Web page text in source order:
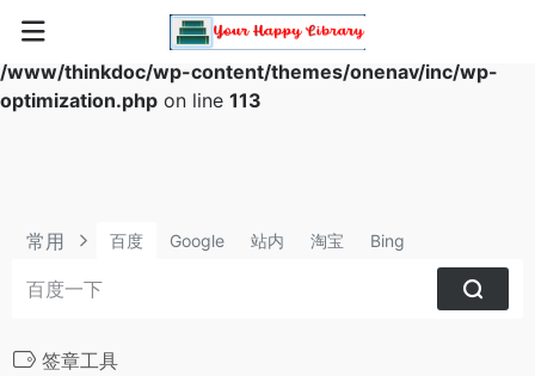
Warning
: Array to string conversion in
/www/thinkdoc/wp-content/themes/onenav/inc/wp-
optimization.php on line 113
常用 百度 Google 站内 淘宝 Bing
签章工具